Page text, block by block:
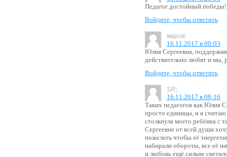
Педагог достойный победы!
Войдите, чтобы ответить
мария:
16.11.2017 в 00:03
Юлия Сергеевна,
действительно любят и мы,
Войдите, чтобы ответить
SR:
16.11.2017 в 08:16
Таких педагогов как Юлия
просто единицы, и я
столкнула моего ребёнка с
Сергеевне от всей души
пожелать чтобы её
набирали обороты, все её
и любовь ещё сильне